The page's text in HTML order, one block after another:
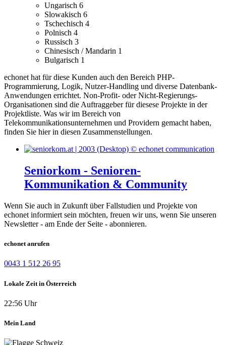
Ungarisch 6
Slowakisch 6
Tschechisch 4
Polnisch 4
Russisch 3
Chinesisch / Mandarin 1
Bulgarisch 1
echonet hat für diese Kunden auch den Bereich PHP-
Programmierung, Logik, Nutzer-Handling und diverse Datenbank-
Anwendungen errichtet. Non-Profit- oder Nicht-Regierungs-
Organisationen sind die Auftraggeber für diesese Projekte in der
Projektliste. Was wir im Bereich von
Telekommunikationsunternehmen und Providern gemacht haben,
finden Sie hier in diesen Zusammenstellungen.
Seniorkom - Senioren-
Kommunikation & Community
Wenn Sie auch in Zukunft über Fallstudien und Projekte von
echonet informiert sein möchten, freuen wir uns, wenn Sie unseren
Newsletter - am Ende der Seite - abonnieren.
echonet anrufen
0043 1 512 26 95
Lokale Zeit in Österreich
22:56 Uhr
Mein Land